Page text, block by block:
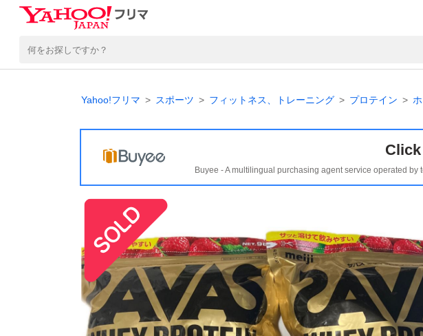
Yahoo!フリマ スポーツ フィットネス、トレーニング プロテイン
Buyee - A multilingual purchasing agent service operated